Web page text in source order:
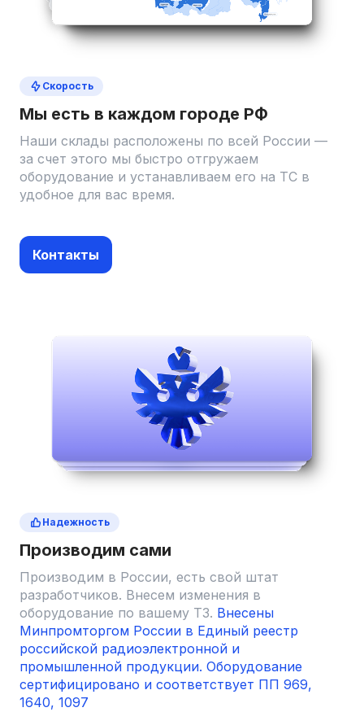
Скорость
Мы есть в каждом городе РФ
Наши склады расположены по всей России —
за счет этого мы быстро отгружаем
оборудование и устанавливаем его на ТС в
удобное для вас время.
Контакты
Надежность
Производим сами
Производим в России, есть свой штат
разработчиков. Внесем изменения в
оборудование по вашему ТЗ. Внесены
Минпромторгом России в Единый реестр
российской радиоэлектронной и
промышленной продукции. Оборудование
сертифицировано и соответствует ПП 969,
1640, 1097